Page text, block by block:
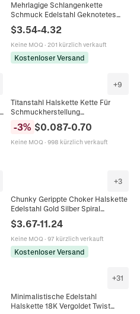
Mehrlagige Schlangenkette
Schmuck Edelstahl Geknotetes
Design Punk Hip Hop Halskette
Und Armband Für Damen Herren
$3.54-4.32
Keine MOQ · 201 kürzlich verkauft
Kostenloser Versand
+9
Titanstahl Halskette Kette Für
Schmuckherstellung
Schlange Link Kreuz Kette Für
Damen Herren
-3% $0.087-0.70
Keine MOQ · 998 kürzlich verkauft
+3
Chunky Gerippte Choker Halskette
Edelstahl Gold Silber Spiral
Schlangenknochen Kette Mode
Schmuck Für Frauen
$3.67-11.24
Keine MOQ · 97 kürzlich verkauft
Kostenloser Versand
+31
Minimalistische Edelstahl
Halskette 18K Vergoldet Twist